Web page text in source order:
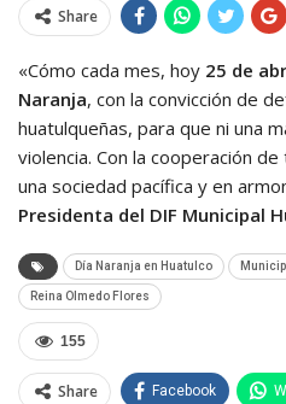
Share
«Cómo cada mes, hoy 25 de
Naranja, con la convicción de
huatulqueñas, para que ni una
violencia. Con la cooperación
una sociedad pacífica y en
Presidenta del DIF Municipal
Día Naranja en Huatulco
Reina Olmedo Flores
155
Share Facebook